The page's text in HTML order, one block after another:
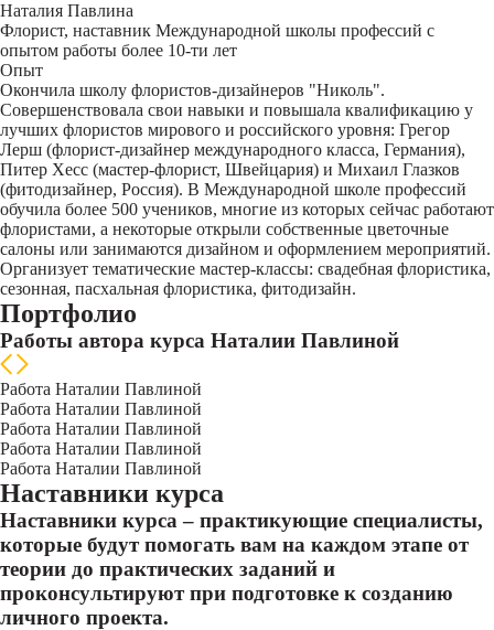
Наталия Павлина
Флорист, наставник Международной школы профессий с
опытом работы более 10-ти лет
Опыт
Окончила школу флористов-дизайнеров "Николь".
Совершенствовала свои навыки и повышала квалификацию у
лучших флористов мирового и российского уровня: Грегор
Лерш (флорист-дизайнер международного класса, Германия),
Питер Хесс (мастер-флорист, Швейцария) и Михаил Глазков
(фитодизайнер, Россия). В Международной школе профессий
обучила более 500 учеников, многие из которых сейчас работают
флористами, а некоторые открыли собственные цветочные
салоны или занимаются дизайном и оформлением мероприятий.
Организует тематические мастер-классы: свадебная флористика,
сезонная, пасхальная флористика, фитодизайн.
Портфолио
Работы автора курса Наталии Павлиной
Работа Наталии Павлиной
Работа Наталии Павлиной
Работа Наталии Павлиной
Работа Наталии Павлиной
Работа Наталии Павлиной
Наставники курса
Наставники курса – практикующие специалисты,
которые будут помогать вам на каждом этапе от
теории до практических заданий и
проконсультируют при подготовке к созданию
личного проекта.